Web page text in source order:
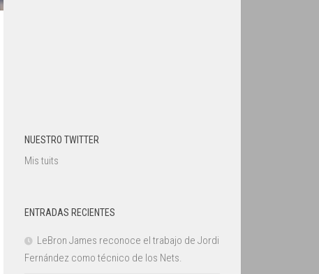
NUESTRO TWITTER
Mis tuits
ENTRADAS RECIENTES
LeBron James reconoce el trabajo de Jordi
Fernández como técnico de los Nets.